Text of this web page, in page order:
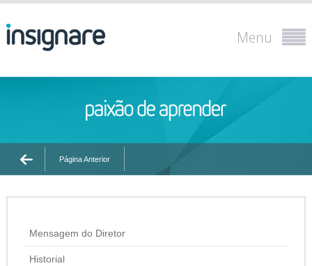
Menu
Página Anterior
Mensagem do Diretor
Historial